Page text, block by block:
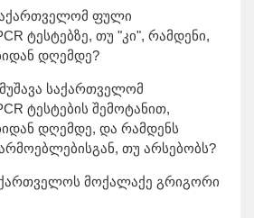
ფული
ტესტებზე, თუ "კი", რამდენი,
დღემდე?
საქართველომ
ტესტების შემოტანით,
დღემდე, და რამდენს
თუ არსებობს?
მოქალაქე გრიგორი